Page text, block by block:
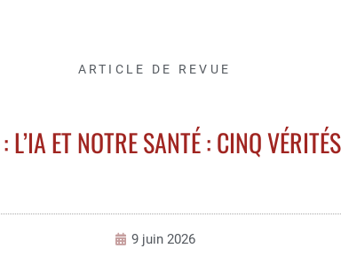
ARTICLE DE REVUE
ET NOTRE SANTÉ : CINQ
9 juin 2026